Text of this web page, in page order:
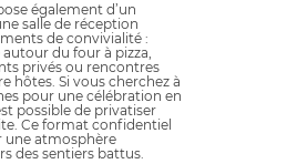
également d’un
salle de réception
de convivialité :
du four à pizza,
privés ou rencontres
hôtes. Si vous cherchez à
pour une célébration en
possible de privatiser
Ce format confidentiel
une atmosphère
des sentiers battus.